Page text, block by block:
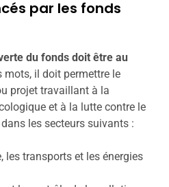
par les fonds
du fonds doit être au
mots, il doit permettre le
projet travaillant à la
et à la lutte contre le
les secteurs suivants :
les transports et les énergies